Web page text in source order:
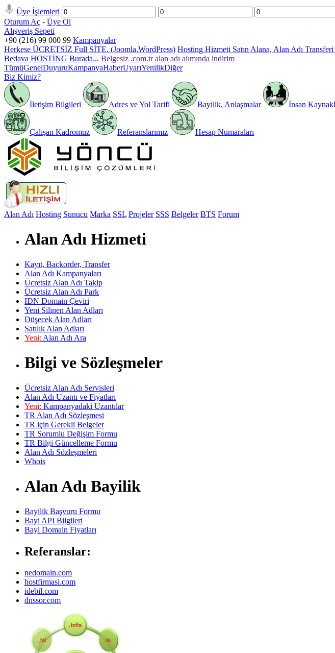
Üye İşlemleri
Oturum Aç - Üye Ol
Alışveriş Sepeti
+90 (216) 99 000 99 Kampanyalar
Herkese ÜCRETSİZ Full SİTE. (Joomla,WordPress) Hosting Hizmeti Satın Alana, Alan Adı Transferi
Bedava HOSTİNG Burada... Belgesiz .com.tr alan adı alımında indirim
TümüGenelDuyuruKampanyaHaberUyarıYenilikDiğer
Biz Kimiz?
İletişim Bilgileri Adres ve Yol Tarifi Bayilik, Anlaşmalar İnsan
Çalışan Kadromuz Referanslarımız Hesap Numaraları
Alan Adı Hosting Sunucu Marka SSL Projeler SSS Belgeler BTS Forum
Alan Adı Hizmeti
Kayıt, Backorder, Transfer
Alan Adı Kampanyaları
Ücretsiz Alan Adı Takip
Ücretsiz Alan Adı Park
IDN Domain Çeviri
Yeni Silinen Alan Adları
Düşecek Alan Adları
Satılık Alan Adları
Yeni: Alan Adı Ara
Bilgi ve Sözleşmeler
Ücretsiz Alan Adı Servisleri
Alan Adı Uzantı ve Fiyatları
Yeni: Kampanyadaki Uzantılar
TR Alan Adı Sözleşmesi
TR için Gerekli Belgeler
TR Sorumlu Değişim Formu
TR Bilgi Güncelleme Formu
Alan Adı Sözleşmeleri
Whois
Alan Adı Bayilik
Bayilik Başvuru Formu
Bayi API Bilgileri
Bayi Domain Fiyatları
Referanslar:
nedomain.com
hostfirmasi.com
idebil.com
dnssor.com